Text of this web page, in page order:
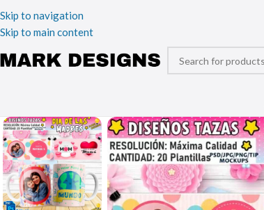
Skip to navigation
Skip to main content